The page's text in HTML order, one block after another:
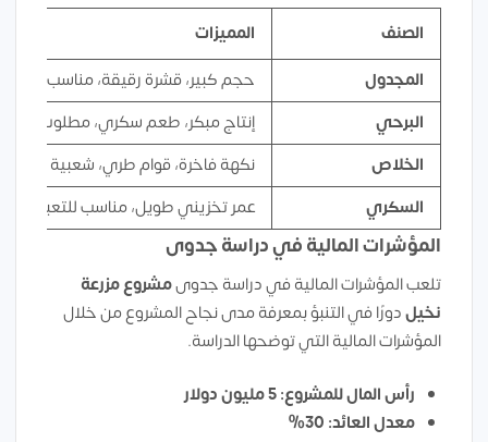
الصنف
المميزات
المجدول
حجم كبير، قشرة رقيقة، مناسب
البرحي
إنتاج مبكر، طعم سكري، مطلوب في
الخلاص
نكهة فاخرة، قوام طري، شعبية واسعة
السكري
عمر تخزيني طويل، مناسب للتعبئة
المؤشرات المالية في دراسة جدوى
تلعب المؤشرات المالية في دراسة جدوىمشروعمزرعة
نخيلدورًا في التنبؤ بمعرفة مدى نجاح المشروع من خلال
المؤشرات المالية التي توضحها الدراسة.
رأس المال للمشروع: 5 مليون دولار
معدل العائد: 30%